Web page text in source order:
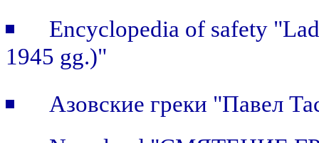
Encyclopedia of safety
1945 gg.)"
Азовские греки "Павел